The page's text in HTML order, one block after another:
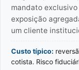
mandato
exposição
um cliente
Custo típico:
cotista. Risco